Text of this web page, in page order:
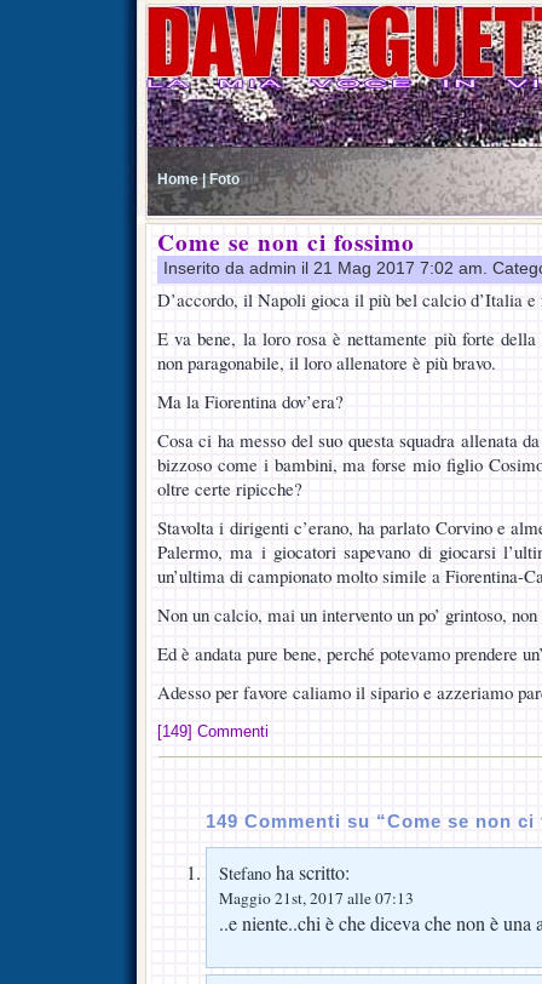
Home | Foto
Come se non ci fossimo
Inserito da admin il 21 Mag 2017 7:02 am.
D’accordo, il Napoli gioca il più bel calcio d’Italia e
E va bene, la loro rosa è nettamente più forte
non paragonabile, il loro allenatore è più bravo.
Ma la Fiorentina dov’era?
Cosa ci ha messo del suo questa squadra allenata
bizzoso come i bambini, ma forse mio figlio
oltre certe ripicche?
Stavolta i dirigenti c’erano, ha parlato Corvino e
Palermo, ma i giocatori sapevano di giocarsi
un’ultima di campionato molto simile a Fiorentina-
Non un calcio, mai un intervento un po’ grintoso,
Ed è andata pure bene, perché potevamo prendere
Adesso per favore caliamo il sipario e azzeriamo
[149] Commenti
149 Commenti su “Come se non
Stefano ha scritto:
Maggio 21st, 2017 alle 07:13
..e niente..chi è che diceva che non è una